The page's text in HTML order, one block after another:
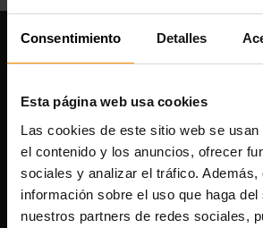
Consentimiento Detalles
Esta página web usa cookies
Las cookies de este sitio web se
el contenido y los anuncios, ofrecer
sociales y analizar el tráfico. Además,
información sobre el uso que haga del
nuestros partners de redes sociales,
Scalable Hosting Solutions OÜ
Código de registro: 14652605
Número de IVA: EE102133820
Dirección: Harju maakond, Tallinn,
Vesivärava tn 50-201, 10152